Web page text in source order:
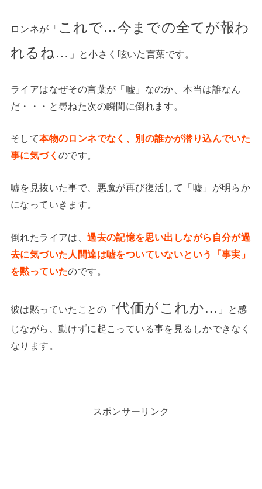
ロンネが「 これで…今までの全てが報わ
れるね… 」と小さく呟いた言葉です。
ライアはなぜその言葉が「嘘」なのか、本当は誰なん
だ・・・と尋ねた次の瞬間に倒れます。
そして本物のロンネでなく、別の誰かが潜り込んでいた
事に気づく のです。
嘘を見抜いた事で、悪魔が再び復活して「嘘」が明らか
になっていきます。
倒れたライアは、過去の記憶を思い出しながら自分が過
去に気づいた人間達は嘘をついていないという「事実」
を黙っていたのです。
彼は黙っていたことの「代価がこれか… 」と感
じながら、動けずに起こっている事を見るしかできなく
なります。
スポンサーリンク